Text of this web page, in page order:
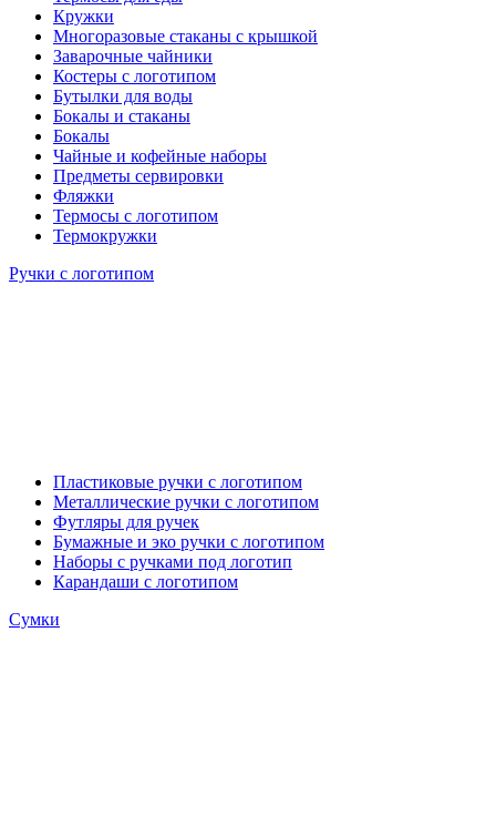
Кружки
Многоразовые стаканы с крышкой
Заварочные чайники
Костеры с логотипом
Бутылки для воды
Бокалы и стаканы
Бокалы
Чайные и кофейные наборы
Предметы сервировки
Фляжки
Термосы с логотипом
Термокружки
Ручки с логотипом
Пластиковые ручки с логотипом
Металлические ручки с логотипом
Футляры для ручек
Бумажные и эко ручки с логотипом
Наборы с ручками под логотип
Карандаши с логотипом
Сумки